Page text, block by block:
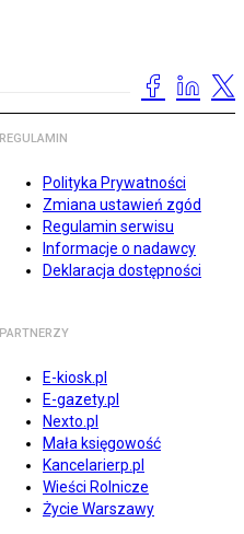
REGULAMIN
Polityka Prywatności
Zmiana ustawień zgód
Regulamin serwisu
Informacje o nadawcy
Deklaracja dostępności
PARTNERZY
E-kiosk.pl
E-gazety.pl
Nexto.pl
Mała księgowość
Kancelarierp.pl
Wieści Rolnicze
Życie Warszawy